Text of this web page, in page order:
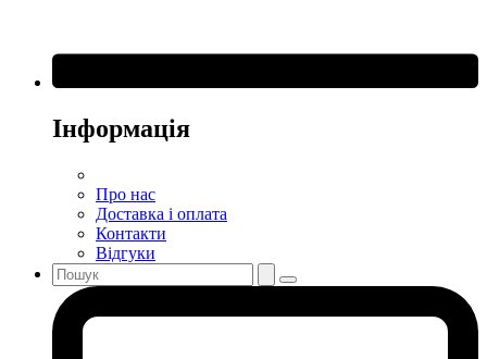
Інформація
Про нас
Доставка і оплата
Контакти
Відгуки